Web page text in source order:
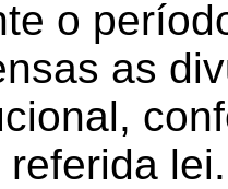
o
as
referida lei.